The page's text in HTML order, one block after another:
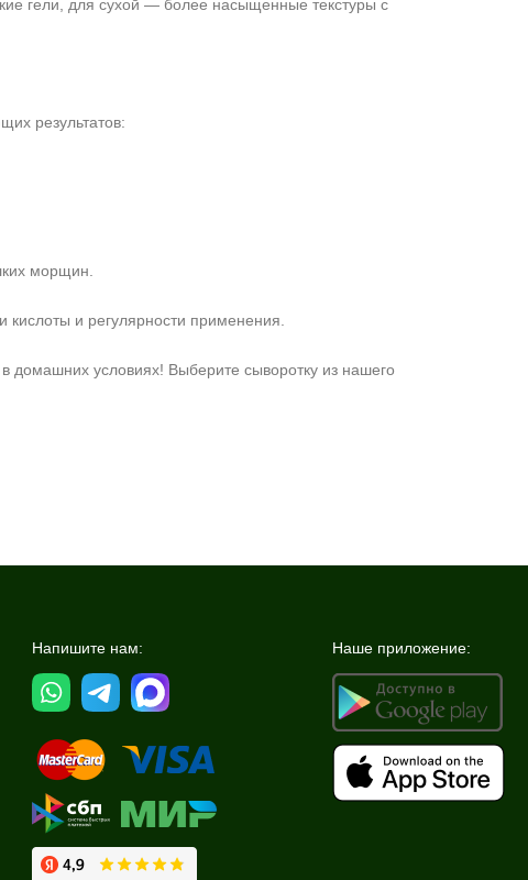
гели, для сухой — более насыщенные текстуры с
результатов:
морщин.
кислоты и регулярности применения.
домашних условиях! Выберите сыворотку из нашего
Напишите нам: Наше приложение: